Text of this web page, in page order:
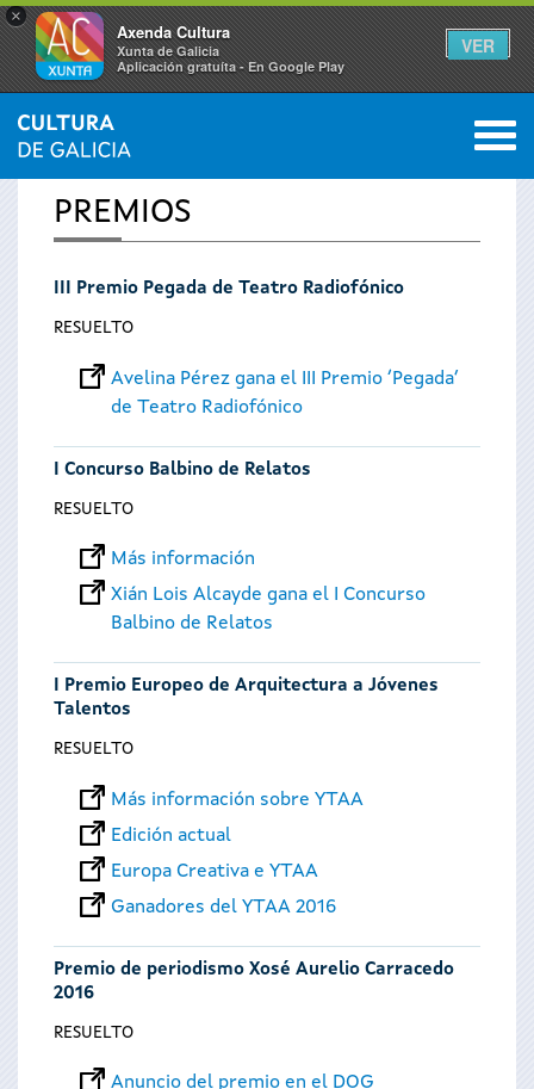
×
Axenda Cultura
Xunta de Galicia
Aplicación gratuíta - En Google Play
VER
Se
encuentra
usted
INICIO 0
PREMIOS
III Premio Pegada de Teatro Radiofónico
RESUELTO
Avelina Pérez gana el III Premio ‘Pegada’
de Teatro Radiofónico
I Concurso Balbino de Relatos
RESUELTO
Más información
Xián Lois Alcayde gana el I Concurso
Balbino de Relatos
I Premio Europeo de Arquitectura a Jóvenes
Talentos
RESUELTO
Más información sobre YTAA
Edición actual
Europa Creativa e YTAA
Ganadores del YTAA 2016
Premio de periodismo Xosé Aurelio Carracedo
2016
RESUELTO
Anuncio del premio en el DOG